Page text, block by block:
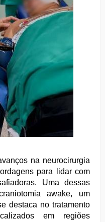
na neurocirurgia
para lidar com
Uma dessas
awake, um
destaca no tratamento
em regiões